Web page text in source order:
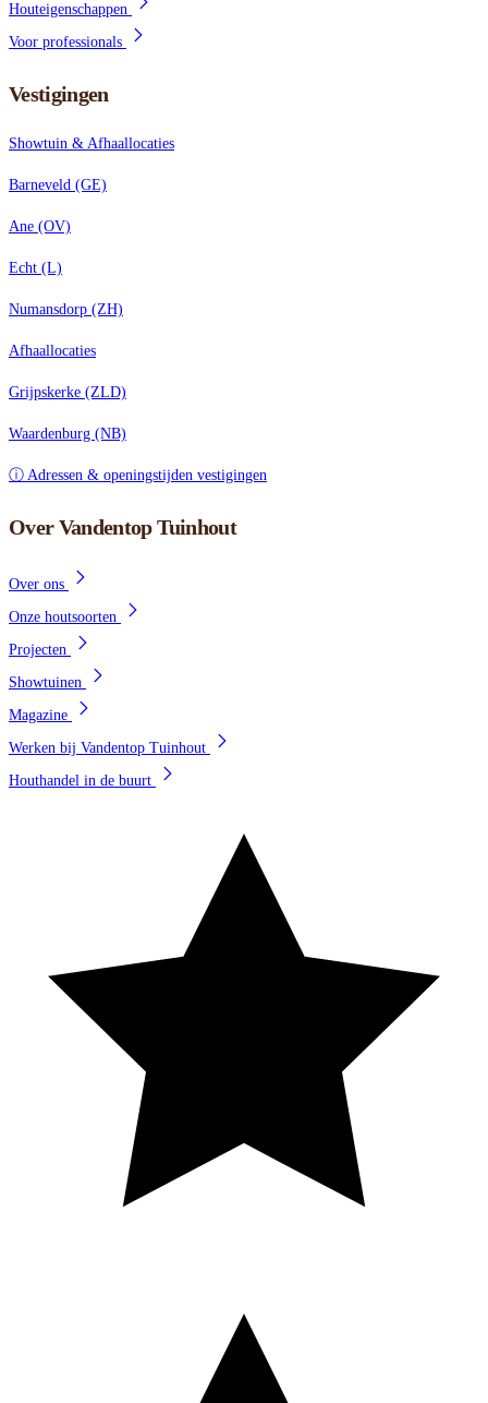
Houteigenschappen
Voor professionals
Vestigingen
Showtuin & Afhaallocaties
Barneveld (GE)
Ane (OV)
Echt (L)
Numansdorp (ZH)
Afhaallocaties
Grijpskerke (ZLD)
Waardenburg (NB)
ⓘ Adressen & openingstijden vestigingen
Over Vandentop Tuinhout
Over ons
Onze houtsoorten
Projecten
Showtuinen
Magazine
Werken bij Vandentop Tuinhout
Houthandel in de buurt